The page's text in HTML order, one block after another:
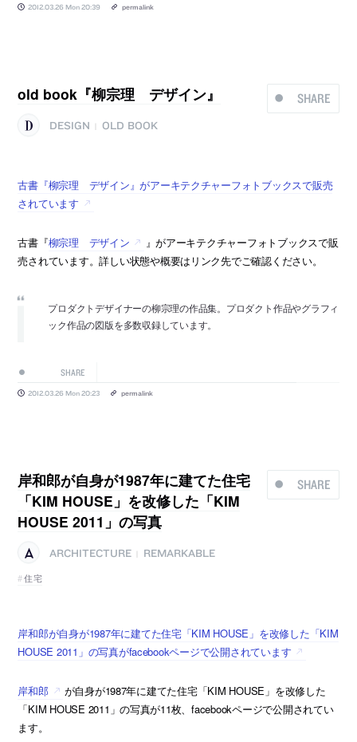
2012.03.26 Mon 20:39 permalink
SHARE
old book『柳宗理 デザイン』
DESIGN OLD BOOK
古書『柳宗理 デザイン』がアーキテクチャーフォトブックスで販売
されています
古書『柳宗理 デザイン
』がアーキテクチャーフォトブックスで販
売されています。詳しい状態や概要はリンク先でご確認ください。
プロダクトデザイナーの柳宗理の作品集。プロダクト作品やグラフィ
ック作品の図版を多数収録しています。
SHARE
2012.03.26 Mon 20:23 permalink
SHARE
岸和郎が自身が1987年に建てた住宅
「KIM HOUSE」を改修した「KIM
HOUSE 2011」の写真
ARCHITECTURE
REMARKABLE
住宅
岸和郎が自身が1987年に建てた住宅「KIM HOUSE」を改修した「KIM
HOUSE 2011」の写真がfacebookページで公開されています
岸和郎
が自身が1987年に建てた住宅「KIM HOUSE」を改修した
「KIM HOUSE 2011」の写真が11枚、facebookページで公開されてい
ます。